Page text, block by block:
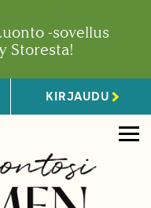
-sovellus
Storesta!
KIRJAUDU